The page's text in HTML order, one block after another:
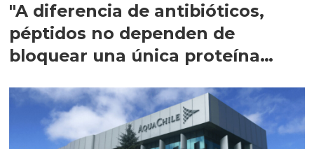
"A diferencia de antibióticos,
péptidos no dependen de
bloquear una única proteína